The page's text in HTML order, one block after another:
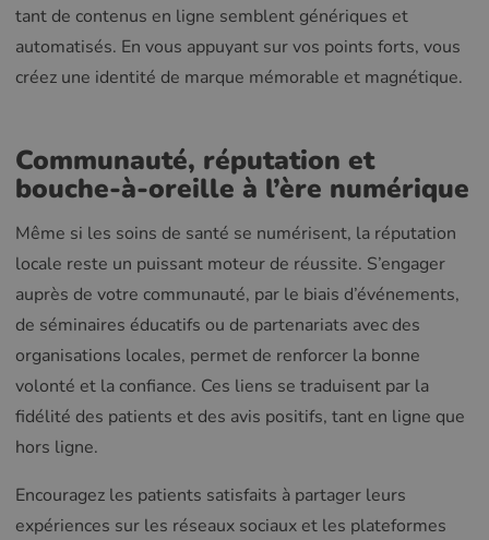
tant de contenus en ligne semblent génériques et
automatisés. En vous appuyant sur vos points forts, vous
créez une identité de marque mémorable et magnétique.
Communauté, réputation et
bouche-à-oreille à l’ère numérique
Même si les soins de santé se numérisent, la réputation
locale reste un puissant moteur de réussite. S’engager
auprès de votre communauté, par le biais d’événements,
de séminaires éducatifs ou de partenariats avec des
organisations locales, permet de renforcer la bonne
volonté et la confiance. Ces liens se traduisent par la
fidélité des patients et des avis positifs, tant en ligne que
hors ligne.
Encouragez les patients satisfaits à partager leurs
expériences sur les réseaux sociaux et les plateformes